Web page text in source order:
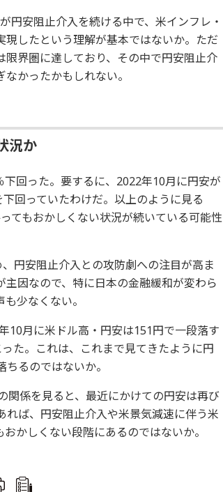
円安阻止介入を続ける中で、米インフレ・
したという理解が基本ではないか。ただ
界圏に達しており、その中で円安阻止介
かったかもしれない。
況か
回った。要するに、2022年10月に円安が
回っていたわけだ。以上のように見る
てもおかしくない状況が続いている可能性
円安阻止介入との攻防劇への注目が高ま
因なので、特に日本の金融緩和が変わら
少なくない。
10月に米ドル高・円安は151円で一段落す
た。これは、これまで見てきたように円
るのではないか。
関係を見ると、最近にかけての円安は再び
ば、円安阻止介入や米景気減速に伴う米
かしくない段階にあるのではないか。